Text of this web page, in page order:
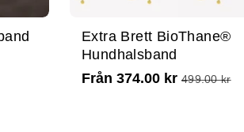
Extra Brett BioThane®
Hundhalsband
Från 374.00 kr 499.00 kr